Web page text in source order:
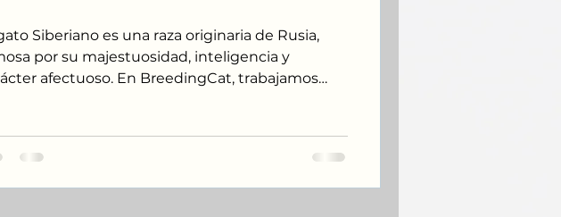
Siberiano es una raza originaria de Rusia,
por su majestuosidad, inteligencia y
afectuoso. En BreedingCat, trabajamos
y, especialmente, la sociabilidad y
del gato. Esta guía está diseñada
ayudarte a comprender cómo facilitar su